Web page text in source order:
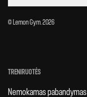
© Lemon Gym. 2026
TRENIRUOTĖS
Nemokamas pabandymas